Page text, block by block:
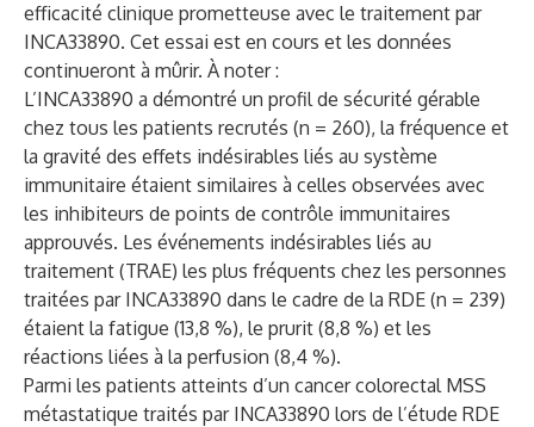
efficacité clinique prometteuse avec le traitement par
INCA33890. Cet essai est en cours et les données
continueront à mûrir. À noter :
L’INCA33890 a démontré un profil de sécurité gérable
chez tous les patients recrutés (n = 260), la fréquence et
la gravité des effets indésirables liés au système
immunitaire étaient similaires à celles observées avec
les inhibiteurs de points de contrôle immunitaires
approuvés. Les événements indésirables liés au
traitement (TRAE) les plus fréquents chez les personnes
traitées par INCA33890 dans le cadre de la RDE (n = 239)
étaient la fatigue (13,8 %), le prurit (8,8 %) et les
réactions liées à la perfusion (8,4 %).
Parmi les patients atteints d’un cancer colorectal MSS
métastatique traités par INCA33890 lors de l’étude RDE